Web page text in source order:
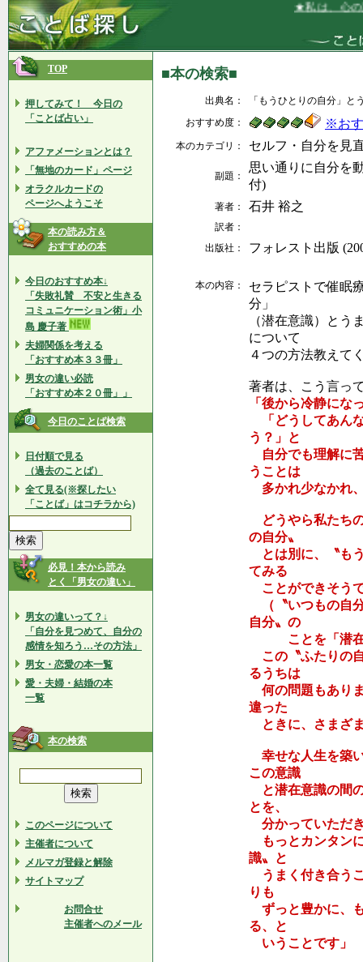
★私は、心の声
TOP
押してみて！ 今日の
「ことば占い」
アファメーションとは？
「無地のカード」ページ
オラクルカードの
ページへようこそ
本の読み方＆
おすすめの本
今日のおすすめ本↓
「失敗礼賛 不安と生きる
コミュニケーション術」小
島 慶子著
夫婦関係を考える
「おすすめ本３３冊」
男女の違い必読
「おすすめ本２０冊」」
今日のことば検索
日付順で見る
（過去のことば）
全て見る(※探したい
「ことば」はコチラから)
必見！本から読み
とく「男女の違い」
男女の違いって？↓
「自分を見つめて、自分の
感情を知ろう…その方法」
男女・恋愛の本一覧
愛・夫婦・結婚の本
一覧
本の検索
このページについて
主催者について
メルマガ登録と解除
サイトマップ
お問合せ
主催者へのメール
■本の検索■
出典名：
「もうひとりの自分」と
おすすめ度：
※お
本のカテゴリ： セルフ・自分を見
副題：
思い通りに自分を
付)
著者： 石井 裕之
訳者：
出版社：
フォレスト出版
本の内容：
セラピストで催眠
分」
（潜在意識）とう
について
４つの方法教えて
著者は、こう言っ
「後から冷静にな
「どうしてあん
う？」と
自分でも理解に
うことは
多かれ少なかれ
どうやら私たち
の自分〟
とは別に、〝も
てみる
ことができそう
（〝いつもの自
自分〟の
ことを「潜在意
この〝ふたりの
るうちは
何の問題もあり
違った
ときに、さまざ
幸せな人生を築
この意識
と潜在意識の間
とを、
分かっていただ
もっとカンタン
識〟と
うまく付き合う
りも
ずっと豊かに、
る、と
いうことです」